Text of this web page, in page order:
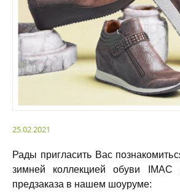
25.02.2021
Рады пригласить Вас
зимней коллекцией обуви
предзаказа в нашем шоуруме: